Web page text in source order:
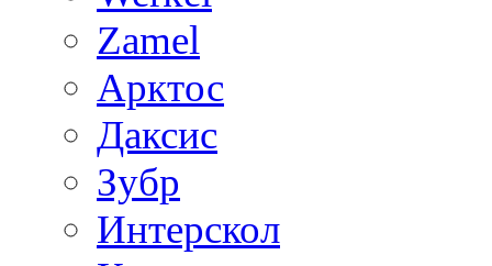
Zamel
Арктос
Даксис
Зубр
Интерскол